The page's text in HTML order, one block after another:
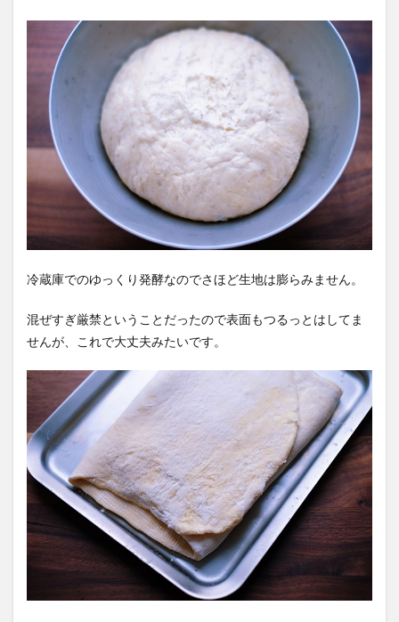
冷蔵庫でのゆっくり発酵なのでさほど生地は膨らみません。
混ぜすぎ厳禁ということだったので表面もつるっとはしてま
せんが、これで大丈夫みたいです。